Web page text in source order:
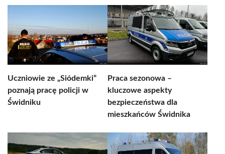
Uczniowie ze „Siódemki”
poznają pracę policji w
Świdniku
Praca sezonowa –
kluczowe aspekty
bezpieczeństwa dla
mieszkańców Świdnika